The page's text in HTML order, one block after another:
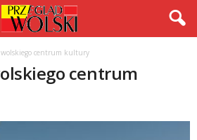
centrum kultury
centrum